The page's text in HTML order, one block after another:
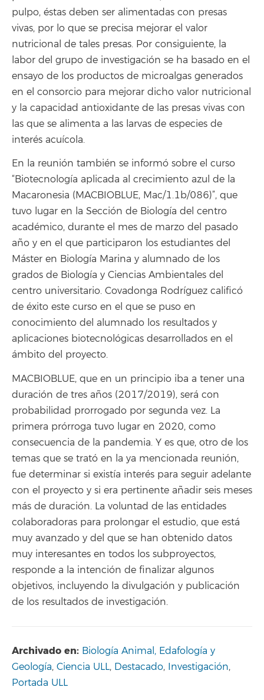
pulpo, éstas deben ser alimentadas con presas
vivas, por lo que se precisa mejorar el valor
nutricional de tales presas. Por consiguiente, la
labor del grupo de investigación se ha basado en el
ensayo de los productos de microalgas generados
en el consorcio para mejorar dicho valor nutricional
y la capacidad antioxidante de las presas vivas con
las que se alimenta a las larvas de especies de
interés acuícola.
En la reunión también se informó sobre el curso
“Biotecnología aplicada al crecimiento azul de la
Macaronesia (MACBIOBLUE, Mac/1.1b/086)”, que
tuvo lugar en la Sección de Biología del centro
académico, durante el mes de marzo del pasado
año y en el que participaron los estudiantes del
Máster en Biología Marina y alumnado de los
grados de Biología y Ciencias Ambientales del
centro universitario. Covadonga Rodríguez calificó
de éxito este curso en el que se puso en
conocimiento del alumnado los resultados y
aplicaciones biotecnológicas desarrollados en el
ámbito del proyecto.
MACBIOBLUE, que en un principio iba a tener una
duración de tres años (2017/2019), será con
probabilidad prorrogado por segunda vez. La
primera prórroga tuvo lugar en 2020, como
consecuencia de la pandemia. Y es que, otro de los
temas que se trató en la ya mencionada reunión,
fue determinar si existía interés para seguir adelante
con el proyecto y si era pertinente añadir seis meses
más de duración. La voluntad de las entidades
colaboradoras para prolongar el estudio, que está
muy avanzado y del que se han obtenido datos
muy interesantes en todos los subproyectos,
responde a la intención de finalizar algunos
objetivos, incluyendo la divulgación y publicación
de los resultados de investigación.
Archivado en: Biología Animal, Edafología y
Geología, Ciencia ULL, Destacado, Investigación,
Portada ULL